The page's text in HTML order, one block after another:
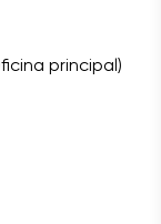
principal)